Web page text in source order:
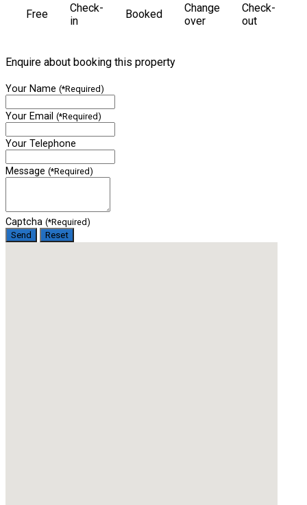
Free
Check-
in
Booked
Change
over
Check-
out
Enquire about booking this property
Your Name (*Required)
Your Email (*Required)
Your Telephone
Message (*Required)
Captcha (*Required)